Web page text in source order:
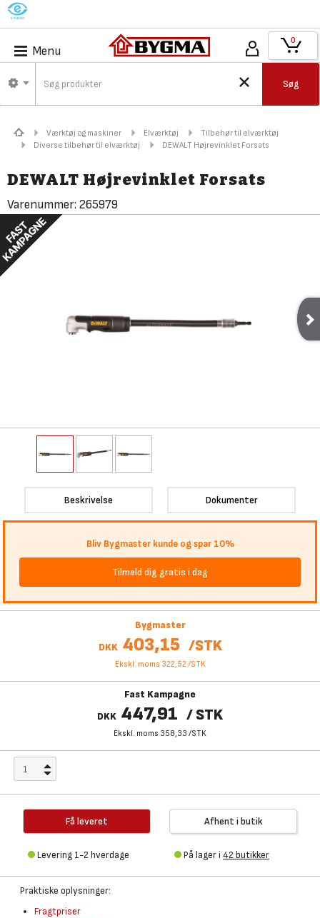
M
Menu
Søg
0
Værktøj og maskiner Elværktøj
Tilbehør til elværktøj
Diverse tilbehør til elværktøj
DEWALT Højrevinklet Forsats
DEWALT Højrevinklet Forsats
Varenummer: 265979
Beskrivelse Dokumenter
Bliv Bygmaster kunde og spar 10%
Tilmeld dig gratis i dag
Bygmaster
DKK 403,15 /STK
Ekskl. moms 322,52 /STK
Fast Kampagne
DKK 447,91 /STK
Ekskl. moms 358,33 /STK
Få leveret
Levering 1-2 hverdage
Afhent i butik
På lager i 42 butikker
Praktiske oplysninger:
Fragtpriser